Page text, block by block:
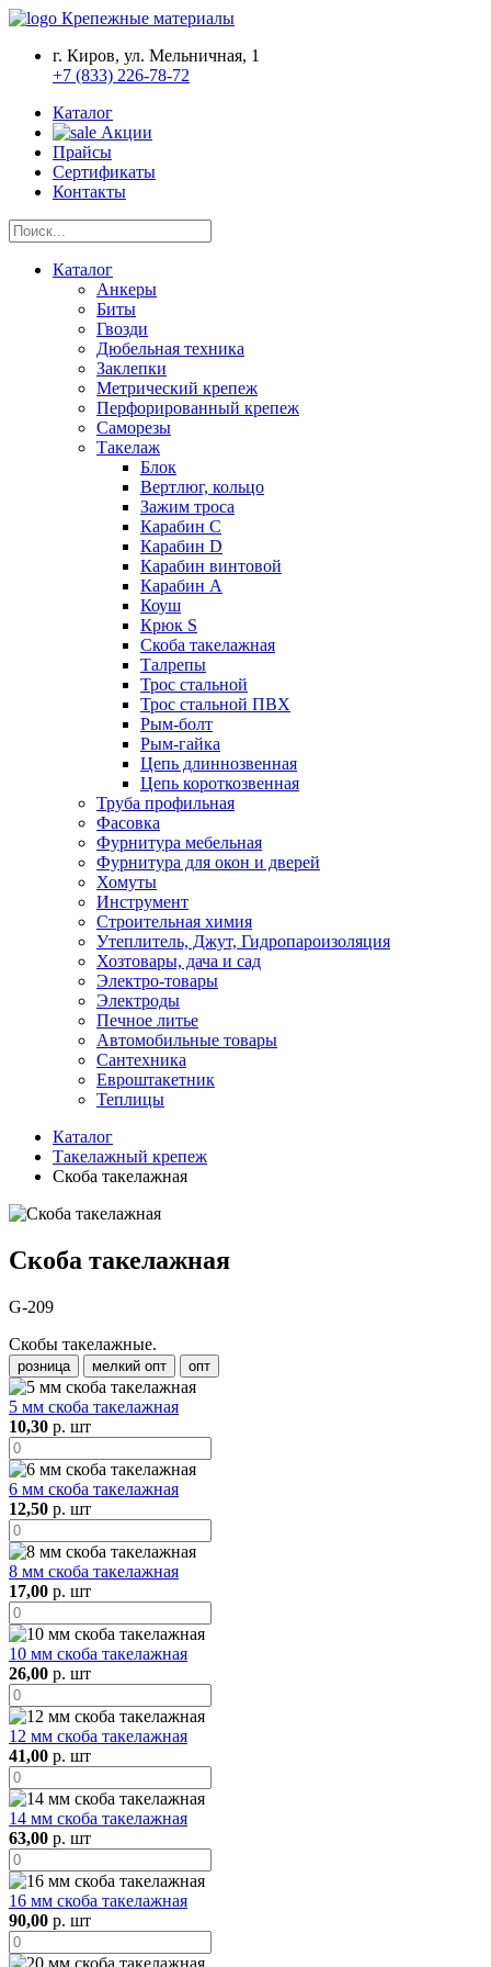
Крепежные материалы
г. Киров, ул. Мельничная, 1
+7 (833) 226-78-72
Каталог
Акции
Прайсы
Сертификаты
Контакты
Каталог
Анкеры
Биты
Гвозди
Дюбельная техника
Заклепки
Метрический крепеж
Перфорированный крепеж
Саморезы
Такелаж
Блок
Вертлюг, кольцо
Зажим троса
Карабин С
Карабин D
Карабин винтовой
Карабин A
Коуш
Крюк S
Скоба такелажная
Талрепы
Трос стальной
Трос стальной ПВХ
Рым-болт
Рым-гайка
Цепь длиннозвенная
Цепь короткозвенная
Труба профильная
Фасовка
Фурнитура мебельная
Фурнитура для окон и дверей
Хомуты
Инструмент
Строительная химия
Утеплитель, Джут, Гидропароизоляция
Хозтовары, дача и сад
Электро-товары
Электроды
Печное литье
Автомобильные товары
Сантехника
Евроштакетник
Теплицы
Каталог
Такелажный крепеж
Скоба такелажная
Скоба такелажная
G-209
Скобы такелажные.
розница мелкий опт опт
5 мм скоба такелажная
10,30 р. шт
6 мм скоба такелажная
12,50 р. шт
8 мм скоба такелажная
17,00 р. шт
10 мм скоба такелажная
26,00 р. шт
12 мм скоба такелажная
41,00 р. шт
14 мм скоба такелажная
63,00 р. шт
16 мм скоба такелажная
90,00 р. шт